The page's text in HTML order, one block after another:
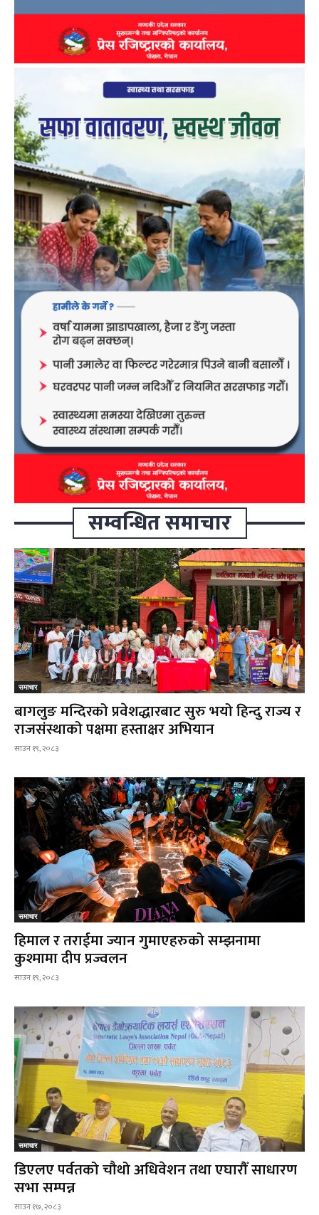
सम्वन्धित समाचार
समाचार
बागलुङ मन्दिरको प्रवेशद्धारबाट सुरु भयो हिन्दु राज्य र
राजसंस्थाको पक्षमा हस्ताक्षर अभियान
साउन १९, २०८३
समाचार
हिमाल र तराईमा ज्यान गुमाएहरुको सम्झनामा
कुश्मामा दीप प्रज्वलन
साउन १९, २०८३
समाचार
डिएलए पर्वतको चौथो अधिवेशन तथा एघारौँ साधारण
सभा सम्पन्न
साउन १७, २०८३